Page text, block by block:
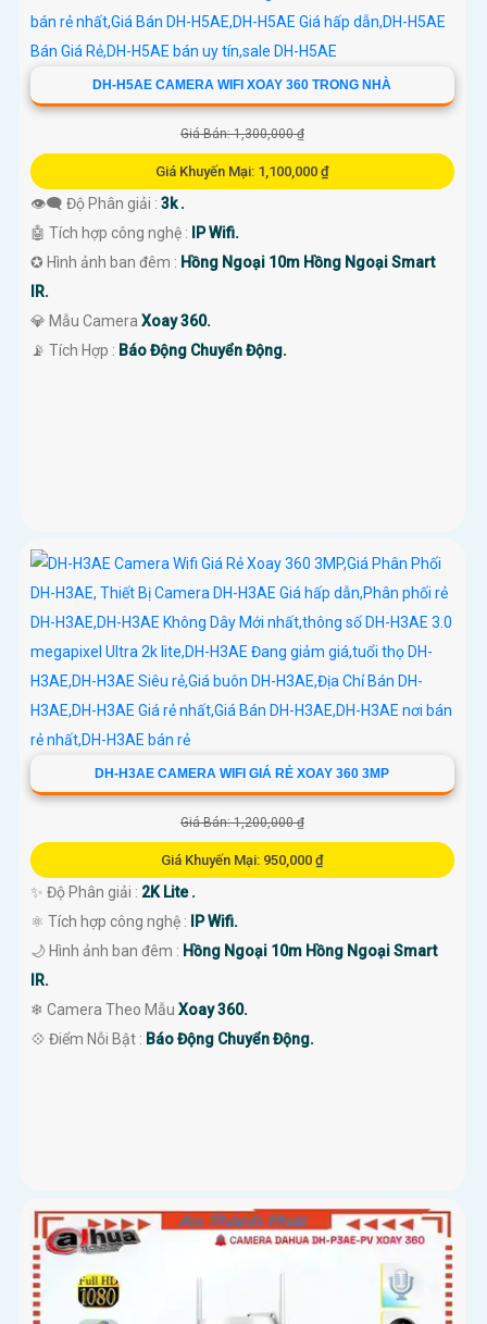
DH-H5AE CAMERA WIFI XOAY 360 TRONG NHÀ
Giá Bán: 1,300,000 ₫
Giá Khuyến Mại: 1,100,000 ₫
👁️‍🗨 Độ Phân giải : 3k .
🤖️ Tích hợp công nghệ :
IP Wifi.
✪ Hình ảnh ban đêm : Hồng Ngoại 10m Hồng Ngoại Smart
IR.
💎 Mẫu Camera Xoay 360.
️📡 Tích Hợp : Báo Động Chuyển Động.
DH-H3AE CAMERA WIFI GIÁ RẺ XOAY 360 3MP
Giá Bán: 1,200,000 ₫
Giá Khuyến Mại: 950,000 ₫
✨ Độ Phân giải : 2K Lite .
⚛️ Tích hợp công nghệ :
IP Wifi.
🌙 Hình ảnh ban đêm : Hồng Ngoại 10m Hồng Ngoại Smart
IR.
❄ Camera Theo Mẫu Xoay 360.
️💠 Điểm Nỗi Bật : Báo Động Chuyển Động.